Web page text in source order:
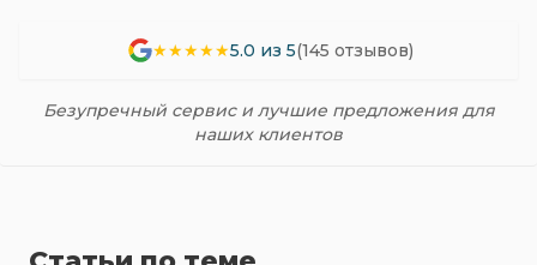
★★★★★5.0 из 5(145 отзывов)
Безупречный сервис и лучшие предложения для
наших клиентов